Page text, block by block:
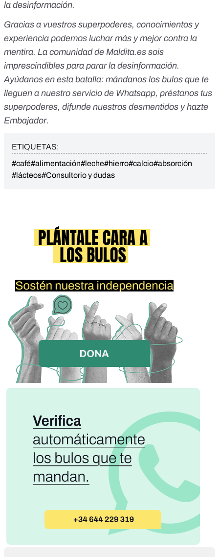
la desinformación.
Gracias a vuestros superpoderes, conocimientos y
experiencia podemos luchar más y mejor contra la
mentira. La comunidad de Maldita.es sois
imprescindibles para parar la desinformación.
Ayúdanos en esta batalla: mándanos los bulos que te
lleguen a nuestro servicio de Whatsapp, préstanos tus
superpoderes, difunde nuestros desmentidos yhazte
Embajador.
ETIQUETAS:
#café#alimentación#leche#hierro#calcio#absorción
#lácteos#Consultorio y dudas